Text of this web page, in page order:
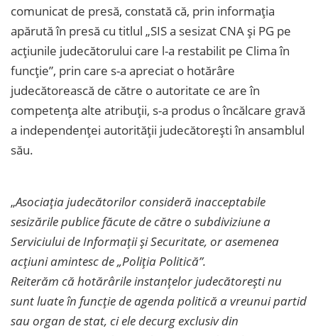
comunicat de presă, constată că, prin informația
apărută în presă cu titlul „SIS a sesizat CNA și PG pe
acțiunile judecătorului care l-a restabilit pe Clima în
funcție”, prin care s-a apreciat o hotărâre
judecătorească de către o autoritate ce are în
competența alte atribuții, s-a produs o încălcare gravă
a independenței autorității judecătorești în ansamblul
său.
„Asociația judecătorilor consideră inacceptabile
sesizările publice făcute de către o subdiviziune a
Serviciului de Informații și Securitate, or asemenea
acțiuni amintesc de „Poliția Politică”.
Reiterăm că hotărârile instanțelor judecătorești nu
sunt luate în funcție de agenda politică a vreunui partid
sau organ de stat, ci ele decurg exclusiv din